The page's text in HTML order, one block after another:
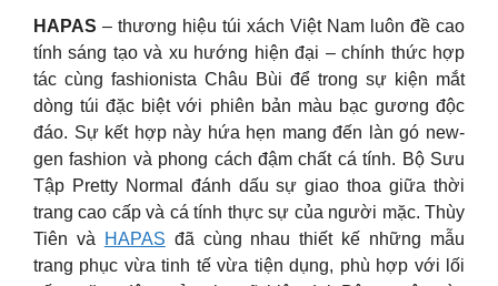
HAPAS – thương hiệu túi xách Việt Nam luôn đề cao
tính sáng tạo và xu hướng hiện đại – chính thức hợp
tác cùng fashionista Châu Bùi để trong sự kiện mắt
dòng túi đặc biệt với phiên bản màu bạc gương độc
đáo. Sự kết hợp này hứa hẹn mang đến làn gó new-
gen fashion và phong cách đậm chất cá tính. Bộ Sưu
Tập Pretty Normal đánh dấu sự giao thoa giữa thời
trang cao cấp và cá tính thực sự của người mặc. Thùy
Tiên và HAPAS đã cùng nhau thiết kế những mẫu
trang phục vừa tinh tế vừa tiện dụng, phù hợp với lối